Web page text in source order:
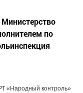
по
«Народный контроль»